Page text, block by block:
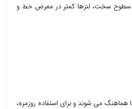
میز یا سطوح سخت، لنزها کمتر در معرض خط و
هماهنگ می شوند و برای استفاده روزمره،